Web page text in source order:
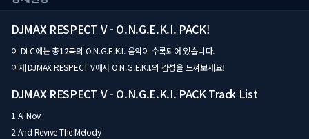
DJMAX RESPECT V - O.N.G.E.K.I. PACK!
이 DLC에는 총12곡의 O.N.G.E.K.I. 음악이 수록되어 있습니다.
이제 DJMAX RESPECT V에서 O.N.G.E.K.I.의 감성을 느껴보세요!
DJMAX RESPECT V - O.N.G.E.K.I. PACK Track List
1 Ai Nov
2 And Revive The Melody